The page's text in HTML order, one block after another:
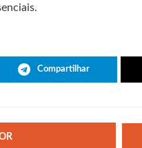
Compartilhar